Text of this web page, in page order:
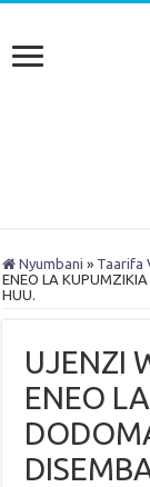
Nyumbani » Taarifa
ENEO LA
HUU.
UJENZI
ENEO